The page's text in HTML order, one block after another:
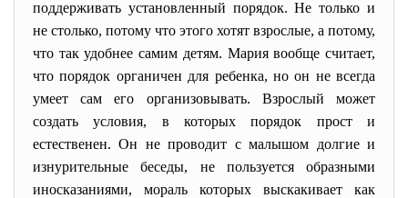
поддерживать установленный порядок. Не только и
не столько, потому что этого хотят взрослые, а потому,
что так удобнее самим детям. Мария вообще считает,
что порядок органичен для ребенка, но он не всегда
умеет сам его организовывать. Взрослый может
создать условия, в которых порядок прост и
естественен. Он не проводит с малышом долгие и
изнурительные беседы, не пользуется образными
иносказаниями, мораль которых выскакивает как